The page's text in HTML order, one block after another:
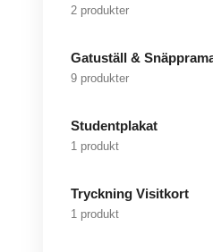
2 produkter
Gatuställ &
9 produkter
Studentplakat
1 produkt
Tryckning Visitkort
1 produkt